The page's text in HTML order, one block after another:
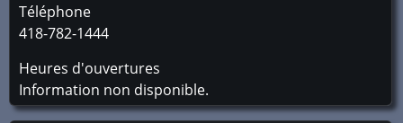
Téléphone
418-782-1444
Heures d'ouvertures
Information non disponible.